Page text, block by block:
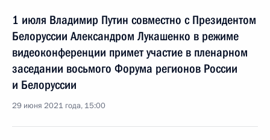
1 июля Владимир Путин совместно с Президентом
Белоруссии Александром Лукашенко в режиме
видеоконференции примет участие в пленарном
заседании восьмого Форума регионов России
и Белоруссии
29 июня 2021 года, 15:00